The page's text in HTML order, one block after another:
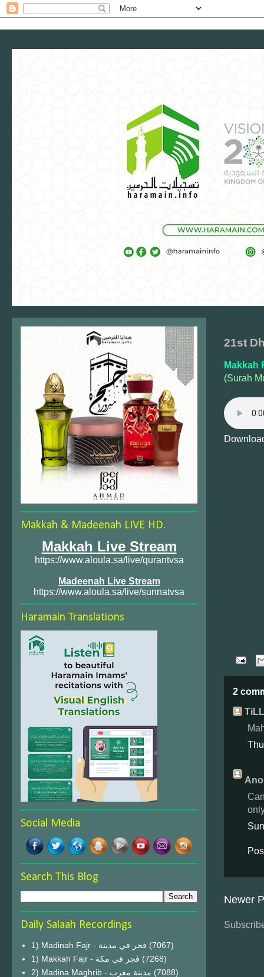
21st
Makkah
(Surah
2
Newer
Makkah & Madeenah LIVE HD.
Makkah Live Stream
https://www.aloula.sa/live/qurantvsa
Madeenah Live Stream
https://www.aloula.sa/live/sunnatvsa
Haramain Translations
Social Media
Search This Blog
Daily Salaah Recordings
1) Madinah Fajr - فجر في مدينة (7067)
1) Makkah Fajr - فجر في مكة (7268)
2) Madina Maghrib - مدينة مغرب (7088)